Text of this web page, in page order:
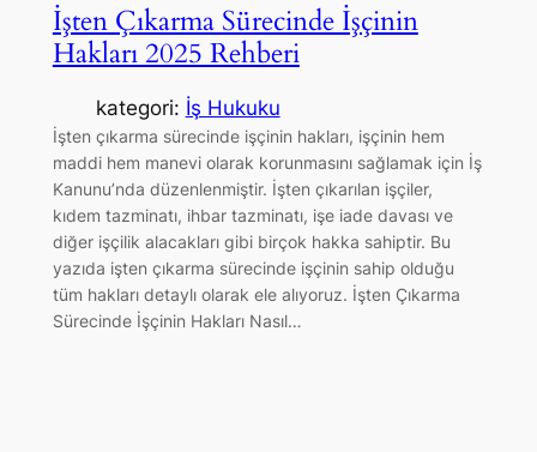
İşten Çıkarma Sürecinde İşçinin
Hakları 2025 Rehberi
kategori: İş Hukuku
İşten çıkarma sürecinde işçinin hakları, işçinin hem
maddi hem manevi olarak korunmasını sağlamak için İş
Kanunu’nda düzenlenmiştir. İşten çıkarılan işçiler,
kıdem tazminatı, ihbar tazminatı, işe iade davası ve
diğer işçilik alacakları gibi birçok hakka sahiptir. Bu
yazıda işten çıkarma sürecinde işçinin sahip olduğu
tüm hakları detaylı olarak ele alıyoruz. İşten Çıkarma
Sürecinde İşçinin Hakları Nasıl…